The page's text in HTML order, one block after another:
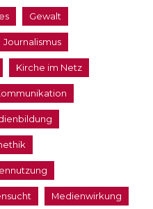
Gewalt
Journalismus
Kirche im Netz
Medienwirkung